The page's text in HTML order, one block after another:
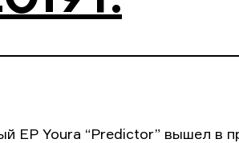
EP Youra “Predictor” вышел в